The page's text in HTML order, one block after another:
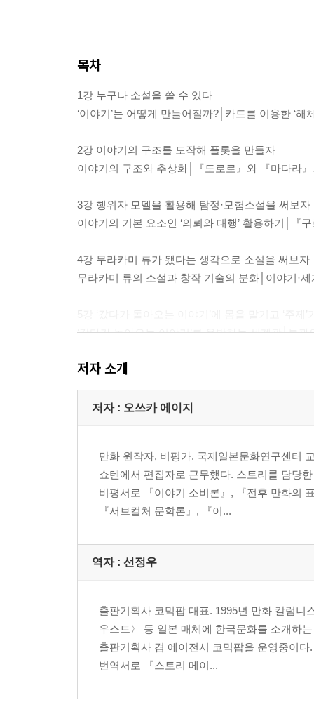
목차
1강 누구나 소설을 쓸 수 있다
‘이야기’는 어떻게 만들어질까?│카드를 이용한 ‘
2강 이야기의 구조를 도작해 플롯을 만들자
이야기의 구조와 추상화│『도로로』와 『마다라
3강 행위자 모델을 활용해 탐정·모험소설을 써보자
이야기의 기본 요소인 ‘의뢰와 대행’ 활용하기│『
4강 무라카미 류가 됐다는 생각으로 소설을 써보자
무라카미 류의 소설과 창작 기술의 분화│이야기·
‘갔다가 돌아오는 이야기’를 유발하는 세계관│통
6강 만화ㆍ영화를 노벨라이즈해보자
쓰게 요시하루의 만화 노벨라이즈 하기│애니메이
저자 후기
찾아보기
저자 소개
저자 : 오쓰카 에이지
만화 원작자, 비평가. 국제일본문화연구센터
쇼텐에서 편집자로 근무했다. 스토리를 담당
비평서로 『이야기 소비론』, 『전후 만화의
『서브컬처 문학론』, 『이...
역자 : 선정우
출판기획사 코믹팝 대표. 1995년 만화 칼럼니
우스트〉 등 일본 매체에 한국문화를 소개하
출판기획사 겸 에이전시 코믹팝을 운영중이
번역서로 『스토리 메이...